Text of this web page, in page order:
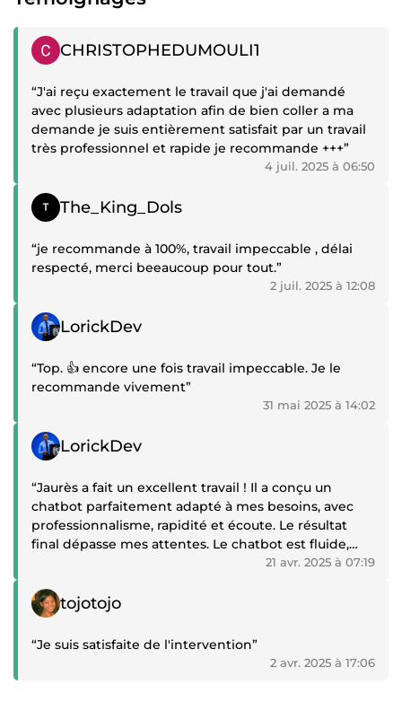
Automatisation & Chatbots Mise en place de solutions
Messenger, WhatsApp, CRM, relances automatisées,
paiements et suivi client pour gagner du temps et
Contenu & Community Management Création de visuels,
vidéos et contenus impactants pour renforcer votre
présence en ligne et stimuler l’engagement de votre
audience.
⸻
Pourquoi choisir ce service • Interlocuteur unique pour
concept à la livraison • Résultats mesurables :
augmentation des conversions, visibilité et ventes •
Solutions sur mesure adaptées à vos besoins spécifiques
⸻
Si vous souhaitez professionnaliser votre présence
digitale, créer des vidéos performantes, un site web
optimisé, des tunnels de vente rentables ou automatiser
vos processus, je vous accompagne pour obtenir des
résultats concrets et mesurables.
Témoignage positif
CHRISTOPHEDUMOULI1
“J'ai reçu exactement le travail que j'ai demandé
avec plusieurs adaptation afin de bien coller a ma
demande je suis entièrement satisfait par un travail
très professionnel et rapide je recommande +++”
4 juil. 2025 à 06:50
Témoignage positif
The_King_Dols
“je recommande à 100%, travail impeccable , délai
respecté, merci beeaucoup pour tout.”
2 juil. 2025 à 12:08
Témoignage positif
LorickDev
“Top. 👍 encore une fois travail impeccable. Je le
recommande vivement”
31 mai 2025 à 14:02
Témoignage positif
LorickDev
“Jaurès a fait un excellent travail ! Il a conçu un
chatbot parfaitement adapté à mes besoins, avec
professionnalisme, rapidité et écoute. Le résultat
final dépasse mes attentes. Le chatbot est fluide,
fonctionnel et parfaitement adapté à mes objectifs.
qui cherche un expert fiable et sérieux dans le
domaine. Merci encore, Jaurès, pour ce travail
remarquable !”
21 avr. 2025 à 07:19
Témoignage positif
tojotojo
“Je suis satisfaite de l'intervention”
2 avr. 2025 à 17:06